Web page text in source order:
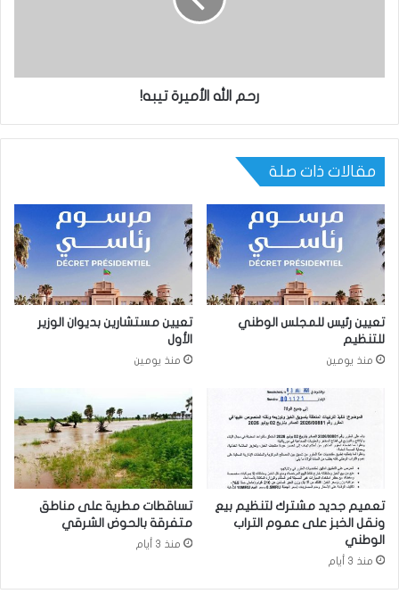
رحم الله الأميرة تيبه!
مقالات ذات صلة
تعيين رئيس للمجلس الوطني
للتنظيم
منذ يومين
تعيين مستشارين بديوان الوزير
الأول
منذ يومين
تعميم جديد مشترك لتنظيم بيع
ونقل الخبز على عموم التراب
الوطني
منذ 3 أيام
تساقطات مطرية على مناطق
متفرقة بالحوض الشرقي
منذ 3 أيام